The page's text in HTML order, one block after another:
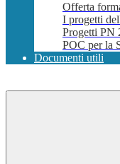
Offerta
I progetti
Progetti PN
POC per la
Documenti utili